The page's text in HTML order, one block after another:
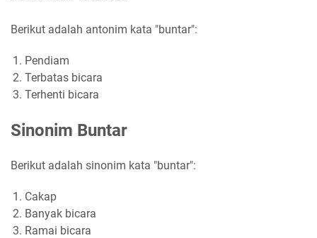
Berikut adalah antonim kata "buntar":
Pendiam
Terbatas bicara
Terhenti bicara
Sinonim Buntar
Berikut adalah sinonim kata "buntar":
Cakap
Banyak bicara
Ramai bicara